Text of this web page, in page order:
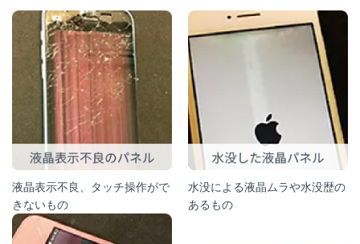
液晶表示不良、タッチ操作がで
きないもの
水没による液晶ムラや水没歴の
あるもの